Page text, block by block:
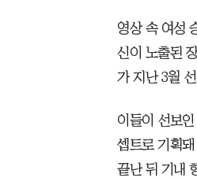
영상 속 여성
신이 노출된
가 지난 3월
이들이 선보
셉트로 기획
끝난 뒤 기내